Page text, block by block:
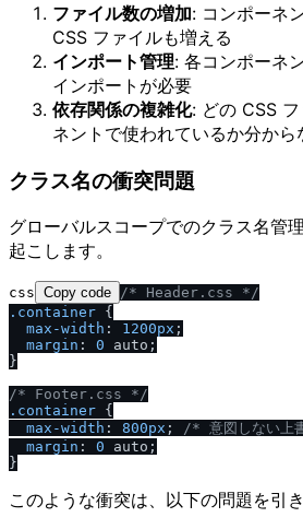
ファイル数の増加: コンポーネ
CSS ファイルも増える
インポート管理: 各コンポーネ
インポートが必要
依存関係の複雑化: どの CSS
ネントで使われているか分から
クラス名の衝突問題
グローバルスコープでのクラス名管
起こします。
css Copy code /* Header.css */
.container {
max-width : 1200px ;
margin : 0 auto;
}
/* Footer.css */
.container {
max-width : 800px ; /* 意図しない上
margin : 0 auto;
このような衝突は、以下の問題を引